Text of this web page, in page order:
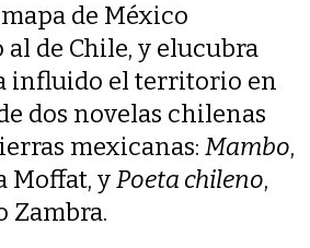
de México
de Chile, y elucubra
influido el territorio en
dos novelas chilenas
mexicanas:Mambo,
Moffat, yPoeta chileno,
Zambra.